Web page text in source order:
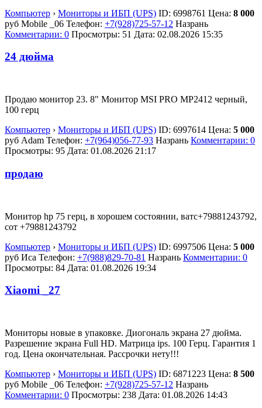
Компьютер › Мониторы и ИБП (UPS) ID: 6998761 Цена: 8 000
руб Mobile _06 Телефон: +7(928)725-57-12 Назрань
Комментарии: 0 Просмотры: 51 Дата: 02.08.2026 15:35
24 дюйма
Продаю монитор 23. 8" Монитор MSI PRO MP2412 черный,
100 герц
Компьютер › Мониторы и ИБП (UPS) ID: 6997614 Цена: 5 000
руб Adam Телефон: +7(964)056-77-93 Назрань Комментарии: 0
Просмотры: 95 Дата: 01.08.2026 21:17
продаю
Монитор hp 75 герц, в хорошем состоянии, ватс+79881243792,
сот +79881243792
Компьютер › Мониторы и ИБП (UPS) ID: 6997506 Цена: 5 000
руб Иса Телефон: +7(988)829-70-81 Назрань Комментарии: 0
Просмотры: 84 Дата: 01.08.2026 19:34
Xiaomi _27
Мониторы новые в упаковке. Диогональ экрана 27 дюйма.
Разрешение экрана Full HD. Матрица ips. 100 Герц. Гарантия 1
год. Цена окончательная. Рассрочки нету!!!
Компьютер › Мониторы и ИБП (UPS) ID: 6871223 Цена: 8 500
руб Mobile _06 Телефон: +7(928)725-57-12 Назрань
Комментарии: 0 Просмотры: 238 Дата: 01.08.2026 14:43